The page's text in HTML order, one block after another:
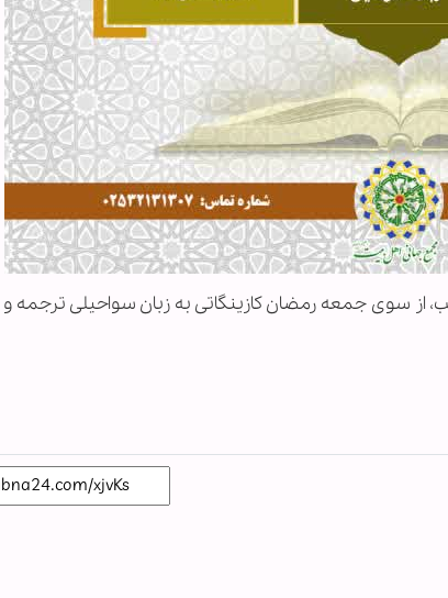
از سوی جمعه رمضان کازینگاتی به زبان سواحیلی ترجمه